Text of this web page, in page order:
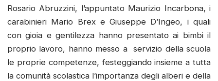
Rosario Abruzzini, l’appuntato Maurizio Incarbona, i
carabinieri Mario Brex e Giuseppe D’Ingeo, i quali
con gioia e gentilezza hanno presentato ai bimbi il
proprio lavoro, hanno messo a servizio della scuola
le proprie competenze, festeggiando insieme a tutta
la comunità scolastica l’importanza degli alberi e della